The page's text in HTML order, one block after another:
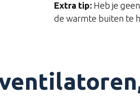
Extra tip: Heb je
de warmte buiten te